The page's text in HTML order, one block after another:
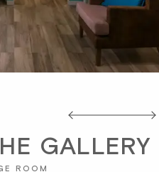
GALLERY
ROOM